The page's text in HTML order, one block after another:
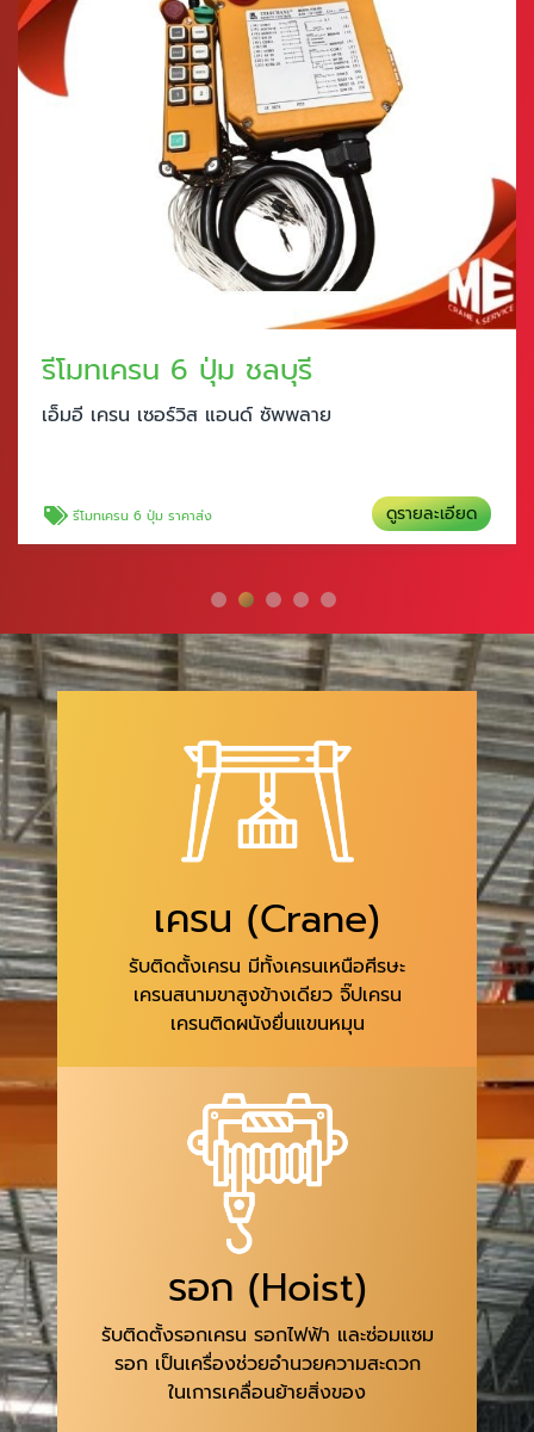
รีโมทเครน 6 ปุ่ม ชลบุรี
เอ็มอี เครน เซอร์วิส แอนด์ ซัพพลาย
รีโมทเครน 6 ปุ่ม ราคาส่ง ดูรายละเอียด
เครน (Crane)
รับติดตั้งเครน มีทั้งเครนเหนือศีรษะ
เครนสนามขาสูงข้างเดียว จิ๊ปเครน
เครนติดผนังยื่นแขนหมุน
รอก (Hoist)
รับติดตั้งรอกเครน รอกไฟฟ้า และซ่อมแซม
รอก เป็นเครื่องช่วยอำนวยความสะดวก
ในเการเคลื่อนย้ายสิ่งของ